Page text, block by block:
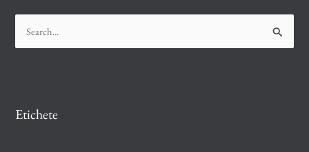
e
h
Etichete